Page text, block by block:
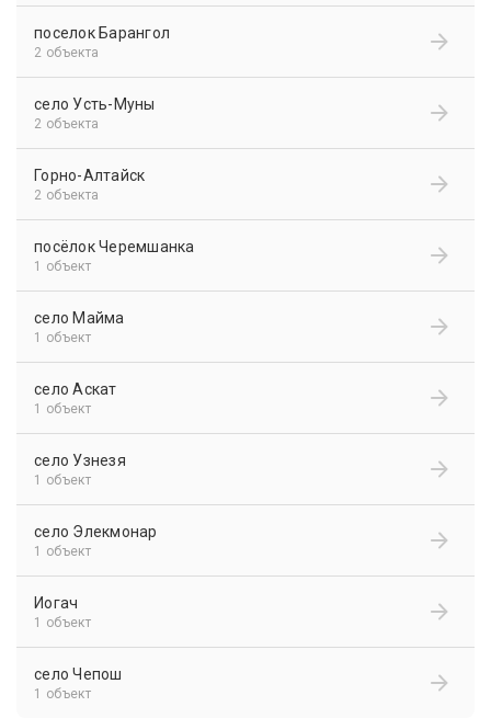
поселок Барангол
2 объекта
село Усть-Муны
2 объекта
Горно-Алтайск
2 объекта
посёлок Черемшанка
1 объект
село Майма
1 объект
село Аскат
1 объект
село Узнезя
1 объект
село Элекмонар
1 объект
Иогач
1 объект
село Чепош
1 объект